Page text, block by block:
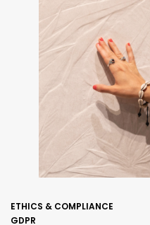
ETHICS & COMPLIANCE
GDPR